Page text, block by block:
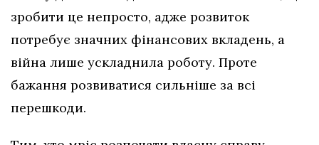
зробити це непросто, адже розвиток
потребує значних фінансових вкладень, а
війна лише ускладнила роботу. Проте
бажання розвиватися сильніше за всі
перешкоди.